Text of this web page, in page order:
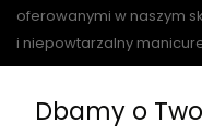
oferowanymi w naszym
i niepowtarzalny
Dbamy o